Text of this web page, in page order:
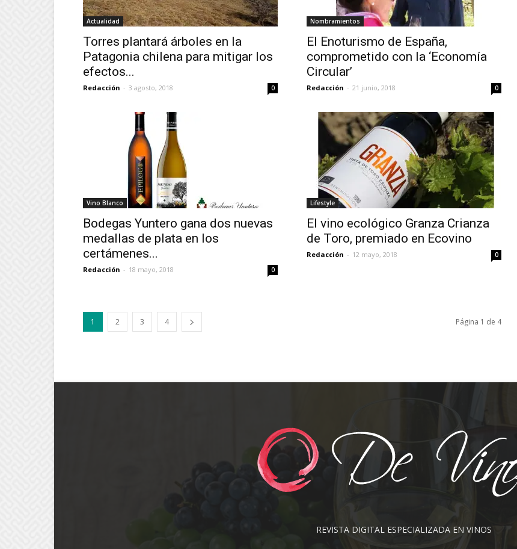
Actualidad
Torres plantará árboles en la
Patagonia chilena para mitigar los
efectos...
Redacción - 3 agosto, 2018 0
Nombramientos
El Enoturismo de España,
comprometido con la ‘Economía
Circular’
Redacción - 21 junio, 2018 0
Vino Blanco
Bodegas Yuntero gana dos nuevas
medallas de plata en los
certámenes...
Redacción - 18 mayo, 2018 0
Lifestyle
El vino ecológico Granza Crianza
de Toro, premiado en Ecovino
Redacción - 12 mayo, 2018 0
1 2 3 4 Página 1 de 4
REVISTA DIGITAL ESPECIALIZADA EN VINOS